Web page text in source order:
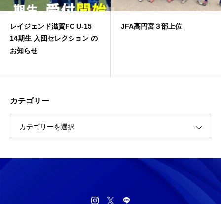
レイジェンド滋賀FC U-15
14期生 入団セレクション の
お知らせ
JFA高円宮３部上位
カテゴリー
カテゴリーを選択